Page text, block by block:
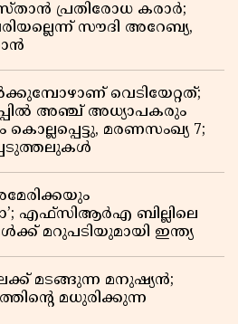
പ്രതിരോധ കരാർ;
സൗദി അറേബ്യ,
വെടിയേറ്റത്;
അഞ്ച് അധ്യാപകരും
കൊല്ലപ്പെട്ടു, മരണസംഖ്യ 7;
എഫ്സിആർഎ ബില്ലിലെ
മറുപടിയുമായി ഇന്ത്യ
മടങ്ങുന്ന മനുഷ്യൻ;
മധുരിക്കുന്ന